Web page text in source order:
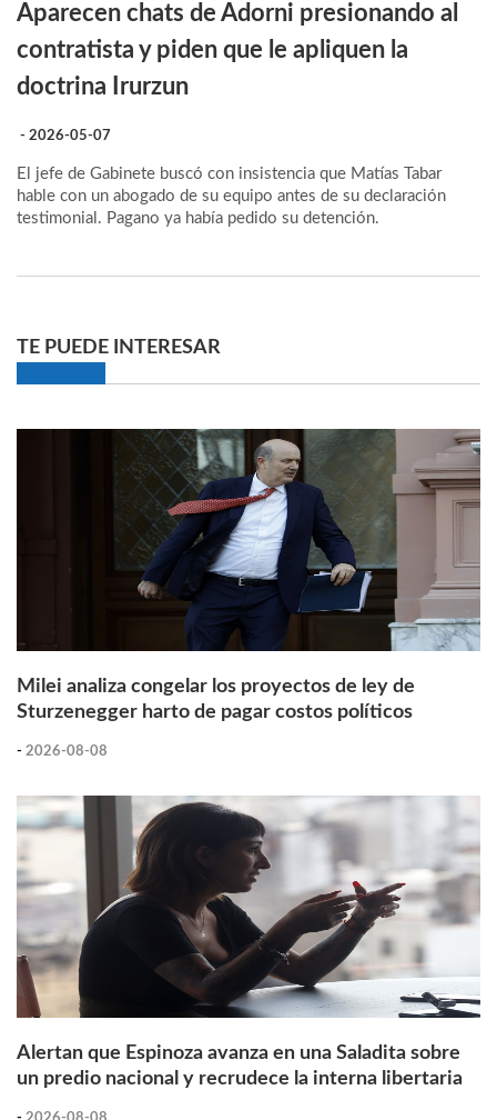
Aparecen chats de Adorni presionando al
contratista y piden que le apliquen la
doctrina Irurzun
- 2026-05-07
El jefe de Gabinete buscó con insistencia que Matías Tabar
hable con un abogado de su equipo antes de su declaración
testimonial. Pagano ya había pedido su detención.
TE PUEDE INTERESAR
Milei analiza congelar los proyectos de ley de
Sturzenegger harto de pagar costos políticos
- 2026-08-08
Alertan que Espinoza avanza en una Saladita sobre
un predio nacional y recrudece la interna libertaria